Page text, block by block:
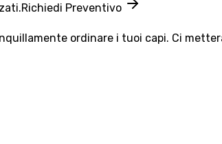
Richiedi Preventivo
ordinare i tuoi capi. Ci